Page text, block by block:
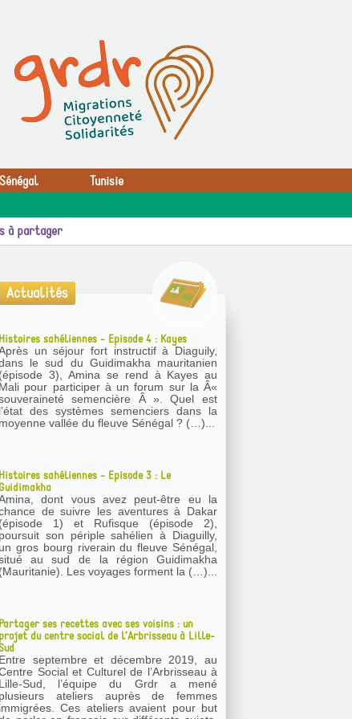
Sénégal Tunisie
à partager
Actualités
Histoires sahéliennes - Episode 4 : Kayes
un séjour fort instructif à Diaguily,
le sud du Guidimakha mauritanien
(épisode 3), Amina se rend à Kayes au
Mali pour participer à un forum sur la Â«
semencière Â ». Quel est
l’état des systèmes semenciers dans la
moyenne vallée du fleuve Sénégal ? (…)...
Histoires sahéliennes - Episode 3 : Le
Guidimakha
dont vous avez peut-être eu la
de suivre les aventures à Dakar
(épisode 1) et Rufisque (épisode 2),
poursuit son périple sahélien à Diaguilly,
un gros bourg riverain du fleuve Sénégal,
au sud de la région Guidimakha
(Mauritanie). Les voyages forment la (…)...
Partager ses recettes avec ses voisins : un
projet du centre social de l’Arbrisseau à Lille-
Entre septembre et décembre 2019, au
Social et Culturel de l’Arbrisseau à
Lille-Sud, l’équipe du Grdr a mené
plusieurs ateliers auprès de femmes
immigrées. Ces ateliers avaient pour but